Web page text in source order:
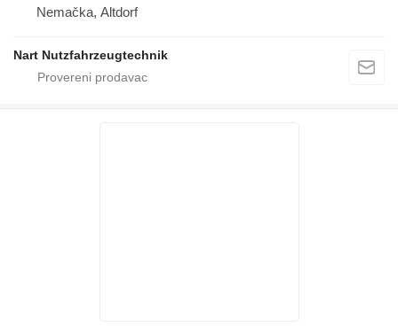
Nemačka, Altdorf
Nart Nutzfahrzeugtechnik